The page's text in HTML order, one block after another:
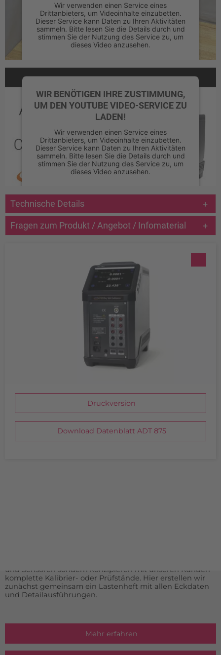
Wir verwenden einen Service eines
Drittanbieters, um Videoinhalte einzubetten.
Dieser Service kann Daten zu Ihren Aktivitäten
sammeln. Bitte lesen Sie die Details durch und
stimmen Sie der Nutzung des Service zu, um
dieses Video anzusehen.
Mehr Informationen
Akzeptieren
powered byUsercentrics Consent
WIR BENÖTIGEN IHRE ZUSTIMMUNG,
UM DEN YOUTUBE VIDEO-SERVICE ZU
LADEN!
Wir verwenden einen Service eines
Drittanbieters, um Videoinhalte einzubetten.
Dieser Service kann Daten zu Ihren Aktivitäten
sammeln. Bitte lesen Sie die Details durch und
stimmen Sie der Nutzung des Service zu, um
dieses Video anzusehen.
Mehr Informationen
Akzeptieren
Technische Details
Fragen zum Produkt / Angebot / Infomaterial
Druckversion
Download Datenblatt ADT 875
und Sensoren sondern konzipieren mit unseren Kunden
komplette Kalibrier- oder Prüfstände. Hier erstellen wir
zunächst gemeinsam ein Lastenheft mit allen Eckdaten
und Detailausführungen.
Mehr erfahren